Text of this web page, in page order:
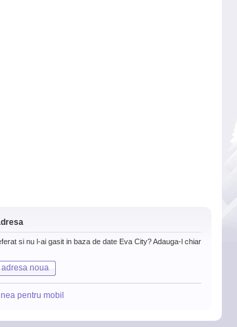
si nu l-ai gasit in baza de date Eva City? Adauga-l chiar
noua
pentru mobil